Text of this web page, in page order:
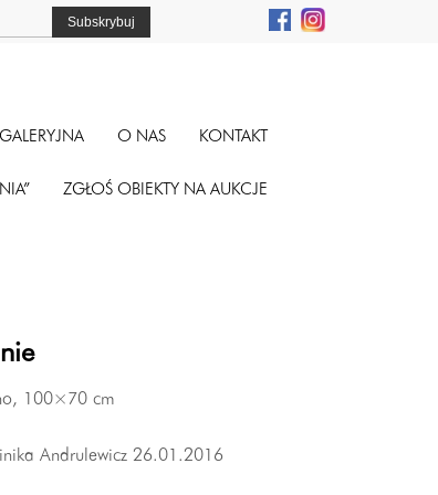
O NAS KONTAKT
ZGŁOŚ OBIEKTY NA AUKCJE
100×70 cm
Andrulewicz 26.01.2016